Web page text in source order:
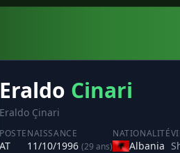
Eraldo Cinari
Eraldo Çinari
POSTE
AT
NAISSANCE
11/10/1996 (29 ans)
NATIONALITÉ
Albania